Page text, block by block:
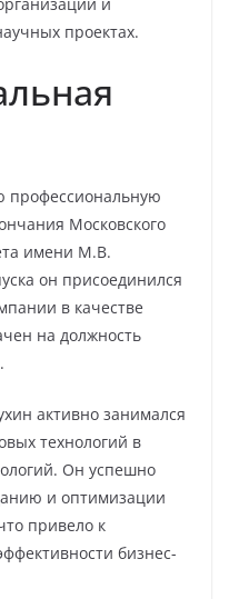
проектах.
профессиональную
Московского
имени М.В.
он присоединился
в качестве
на должность
активно занимался
технологий в
Он успешно
и оптимизации
привело к
бизнес-